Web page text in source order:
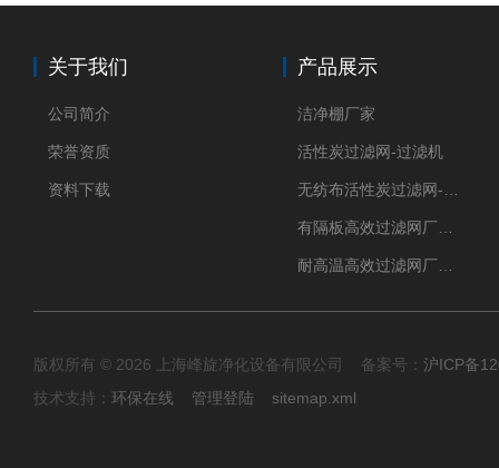
关于我们
公司简介
荣誉资质
资料下载
产品展示
洁净棚厂家
活性炭过滤网-过滤机
版权所有 © 2026 上海峰旋净化设备有限公司 备案号： 沪ICP备
技术支持： 环保在线 管理登陆 sitemap.xml